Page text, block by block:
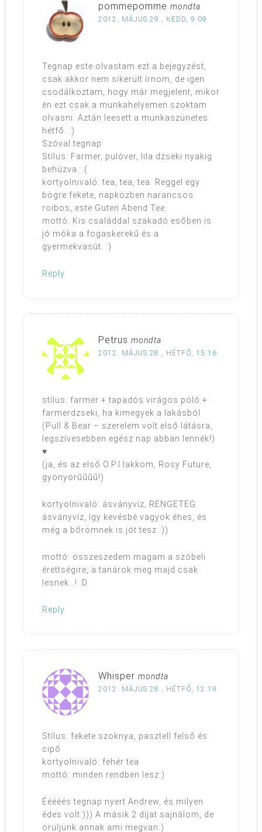
pommepomme mondta
2012. MÁJUS 29., KEDD, 9:09
Tegnap este olvastam ezt a bejegyzést,
csak akkor nem sikerült írnom, de igen
csodálkoztam, hogy már megjelent, mikor
én ezt csak a munkahelyemen szoktam
olvasni. Aztán leesett a munkaszünetes
hétfő. :)
Szóval tegnap:
Stílus: Farmer, pulóver, lila dzseki nyakig
behúzva. :(
kortyolnivaló: tea, tea, tea. Reggel egy
bögre fekete, napközben narancsos
roibos, este Guten Abend Tee.
mottó: Kis családdal szakadó esőben is
jó móka a fogaskerekű és a
gyermekvasút. :)
Reply
Petrus mondta
2012. MÁJUS 28., HÉTFŐ, 15:16
stílus: farmer + tapadós virágos póló +
farmerdzseki, ha kimegyek a lakásból
(Pull & Bear – szerelem volt első látásra,
legszívesebben egész nap abban lennék!)
♥
(ja, és az első O.P.I lakkom, Rosy Future,
gyönyörűűűű!)
kortyolnivaló: ásványvíz, RENGETEG
ásványvíz, így kevésbé vagyok éhes, és
még a bőrömnek is jót tesz :))
mottó: összeszedem magam a szóbeli
érettségire, a tanárok meg majd csak
lesnek…! :D
Reply
Whisper mondta
2012. MÁJUS 28., HÉTFŐ, 12:19
Stílus: fekete szoknya, pasztell felső és
cipő
kortyolnivaló: fehér tea
mottó: minden rendben lesz:)
Ééééés tegnap nyert Andrew, és milyen
édes volt:))) A másik 2 díjat sajnálom, de
örüljünk annak ami megvan:)